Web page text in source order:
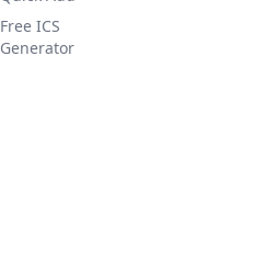
Free ICS
Generator